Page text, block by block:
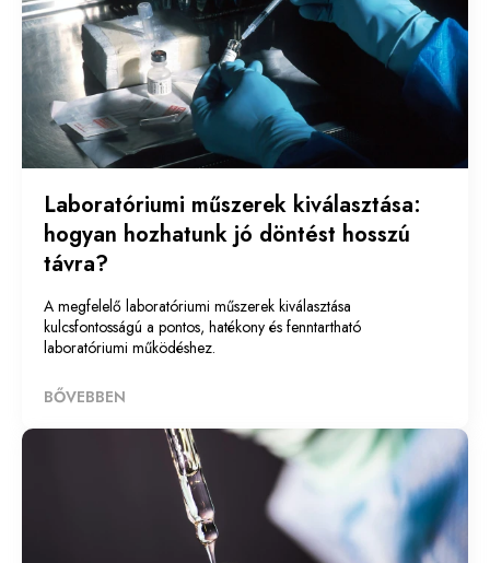
Laboratóriumi műszerek kiválasztása:
hogyan hozhatunk jó döntést hosszú
távra?
A megfelelő laboratóriumi műszerek kiválasztása
kulcsfontosságú a pontos, hatékony és fenntartható
laboratóriumi működéshez.
BŐVEBBEN